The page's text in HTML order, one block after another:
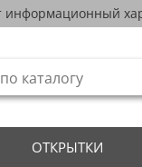
ОТКРЫТКИ